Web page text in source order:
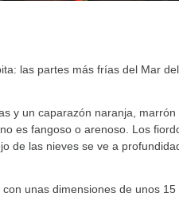
las partes más frías del Mar
y un caparazón naranja,
es fangoso o arenoso. Los
de las nieves se ve a
unas dimensiones de unos